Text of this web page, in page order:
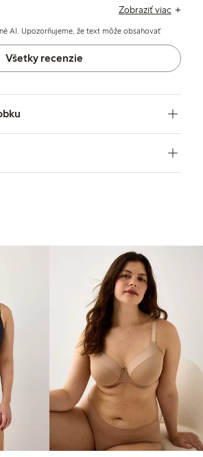
dobré udržanie tvaru a bezpečné
farebné možnosti.
Zobraziť viac
AI. Upozorňujeme, že text môže obsahovať
Všetky recenzie